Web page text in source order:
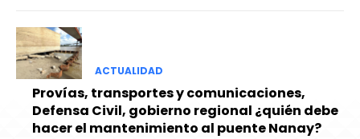
ACTUALIDAD
Provías, transportes y comunicaciones,
Defensa Civil, gobierno regional ¿quién debe
hacer el mantenimiento al puente Nanay?